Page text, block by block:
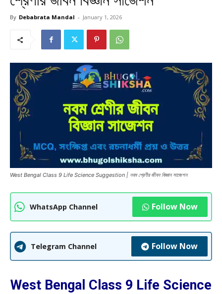
By Debabrata Mandal - January 1, 2026
West Bengal Class 9 Life Science Suggestion | নবম শ্রেণীর জীবন বিজ্ঞান সাজেশন
WhatsApp Channel Follow Now
Telegram Channel Follow Now
West Bengal Class 9 Life Science